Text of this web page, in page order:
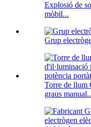
Explosió de
mòbil...
Grup
Torre de llum
graus